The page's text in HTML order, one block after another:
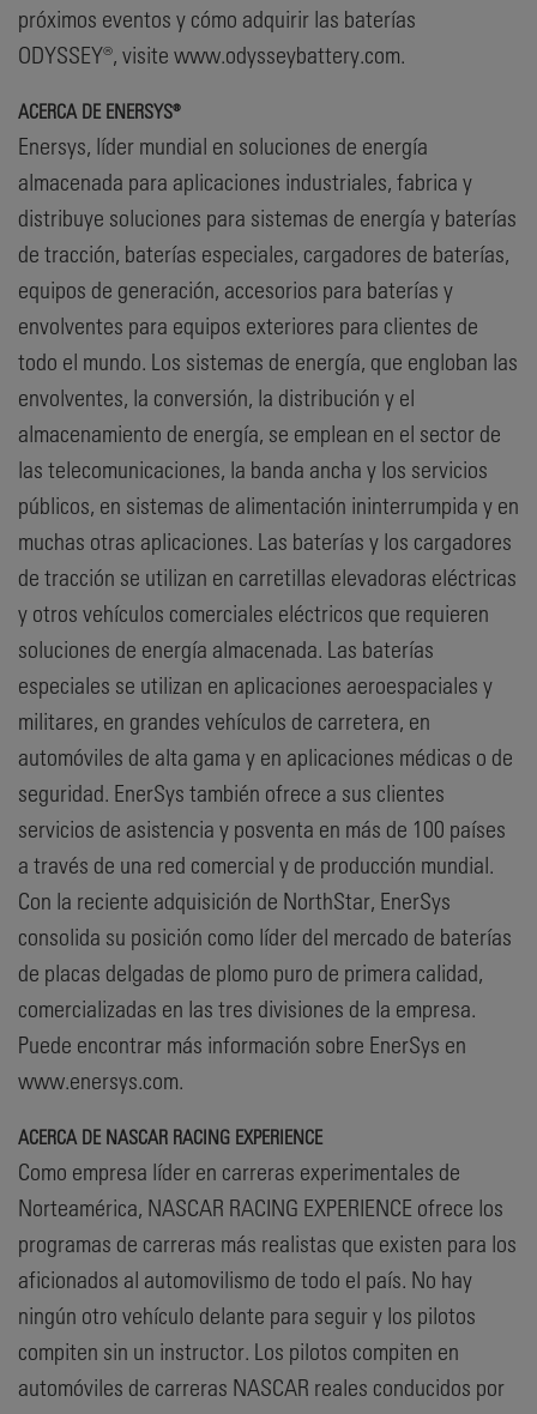
próximos eventos y cómo adquirir las baterías
ODYSSEY®, visite www.odysseybattery.com.
ACERCA DE ENERSYS®
Enersys, líder mundial en soluciones de energía
almacenada para aplicaciones industriales, fabrica y
distribuye soluciones para sistemas de energía y baterías
de tracción, baterías especiales, cargadores de baterías,
equipos de generación, accesorios para baterías y
envolventes para equipos exteriores para clientes de
todo el mundo. Los sistemas de energía, que engloban las
envolventes, la conversión, la distribución y el
almacenamiento de energía, se emplean en el sector de
las telecomunicaciones, la banda ancha y los servicios
públicos, en sistemas de alimentación ininterrumpida y en
muchas otras aplicaciones. Las baterías y los cargadores
de tracción se utilizan en carretillas elevadoras eléctricas
y otros vehículos comerciales eléctricos que requieren
soluciones de energía almacenada. Las baterías
especiales se utilizan en aplicaciones aeroespaciales y
militares, en grandes vehículos de carretera, en
automóviles de alta gama y en aplicaciones médicas o de
seguridad. EnerSys también ofrece a sus clientes
servicios de asistencia y posventa en más de 100 países
a través de una red comercial y de producción mundial.
Con la reciente adquisición de NorthStar, EnerSys
consolida su posición como líder del mercado de baterías
de placas delgadas de plomo puro de primera calidad,
comercializadas en las tres divisiones de la empresa.
Puede encontrar más información sobre EnerSys en
www.enersys.com.
ACERCA DE NASCAR RACING EXPERIENCE
Como empresa líder en carreras experimentales de
Norteamérica, NASCAR RACING EXPERIENCE ofrece los
programas de carreras más realistas que existen para los
aficionados al automovilismo de todo el país. No hay
ningún otro vehículo delante para seguir y los pilotos
compiten sin un instructor. Los pilotos compiten en
automóviles de carreras NASCAR reales conducidos por